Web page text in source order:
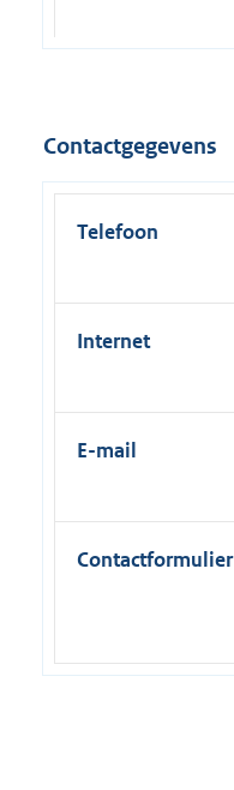
Contactgegevens
Telefoon
Internet
E-mail
Contactformulier